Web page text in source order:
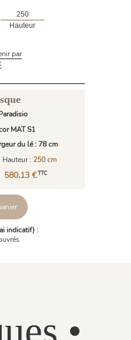
Hauteur
par
MAT S1
du lé : 78 cm
Hauteur : 250 cm
580.13 €TTC
indicatif) :
•